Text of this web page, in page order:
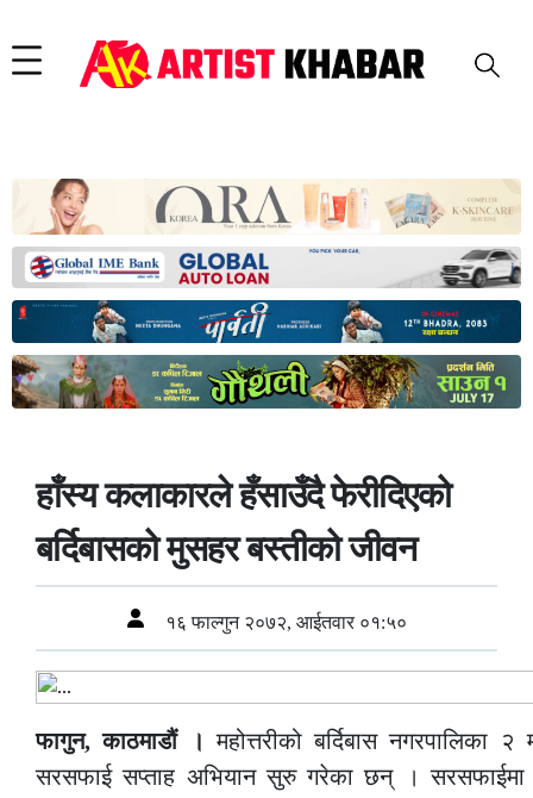
हाँस्य कलाकारले हँसाउँदै फेरीदिएको
बर्दिबासको मुसहर बस्तीको जीवन
१६ फाल्गुन २०७२, आईतवार ०१:५०
फागुन, काठमाडौं । महोत्तरीको बर्दिबास नगरपालिका
सरसफाई सप्ताह अभियान सुरु गरेका छन् ।